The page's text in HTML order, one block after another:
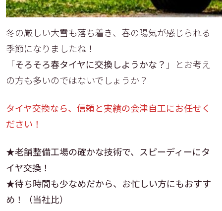
冬の厳しい大雪も落ち着き、春の陽気が感じられる
季節になりましたね！
「 そろそろ春タイヤに交換しようかな？ 」とお考え
の方も多いのではないでしょうか？
タイヤ交換なら、信頼と実績の会津自工にお任せく
ださい！
★老舗整備工場の確かな技術で、スピーディーにタ
イヤ交換！
★待ち時間も少なめだから、お忙しい方にもおすす
め！（当社比）